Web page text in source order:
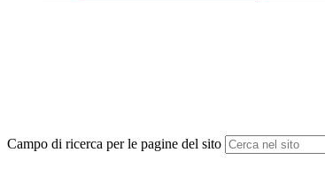
Campo di ricerca per le pagine del sito